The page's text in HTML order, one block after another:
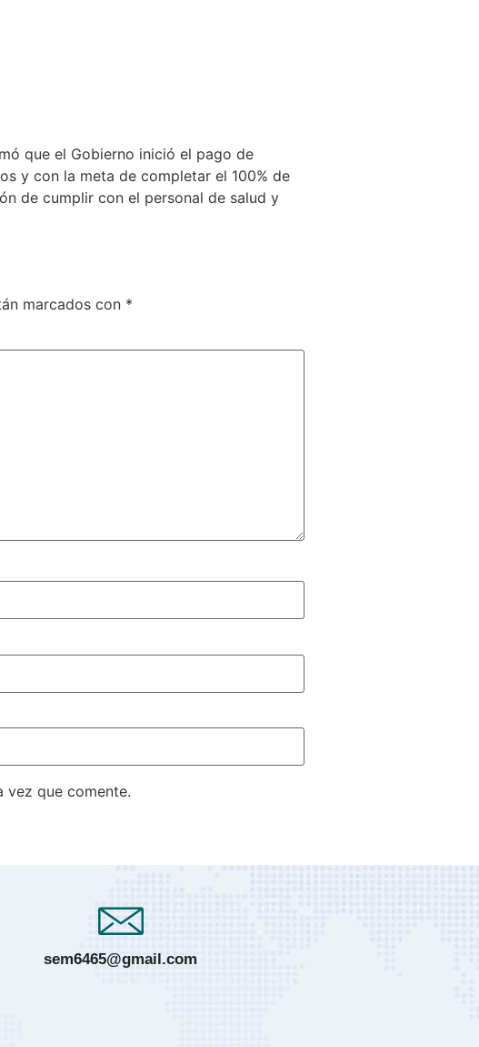
que el Gobierno inició el pago de
y con la meta de completar el 100% de
de cumplir con el personal de salud y
marcados con *
vez que comente.
sem6465@gmail.com